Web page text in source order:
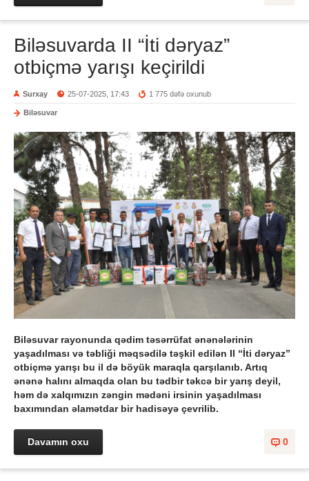
Biləsuvarda II “İti dəryaz”
otbiçmə yarışı keçirildi
Surxay 25-07-2025, 17:43 1 775 dəfə oxunub
Biləsuvar
Biləsuvar rayonunda qədim təsərrüfat ənənələrinin
yaşadılması və təbliği məqsədilə təşkil edilən II “İti dəryaz”
otbiçmə yarışı bu il də böyük maraqla qarşılanıb. Artıq
ənənə halını almaqda olan bu tədbir təkcə bir yarış deyil,
həm də xalqımızın zəngin mədəni irsinin yaşadılması
baxımından əlamətdar bir hadisəyə çevrilib.
0
Davamın oxu